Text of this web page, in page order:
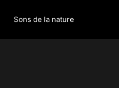
Sons de la nature